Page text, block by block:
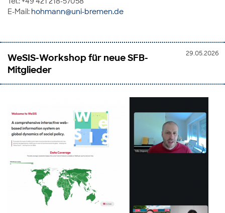
E-Mail: hohmann@uni-bremen.de
29.05.2026
WeSIS-Workshop für neue SFB-
Mitglieder